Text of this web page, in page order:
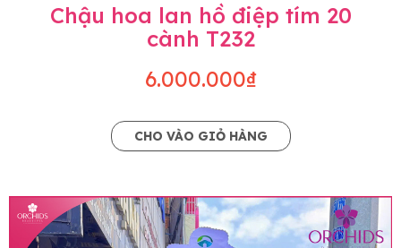
Chậu hoa lan hồ điệp tím 20
cành T232
6.000.000₫
CHO VÀO GIỎ HÀNG